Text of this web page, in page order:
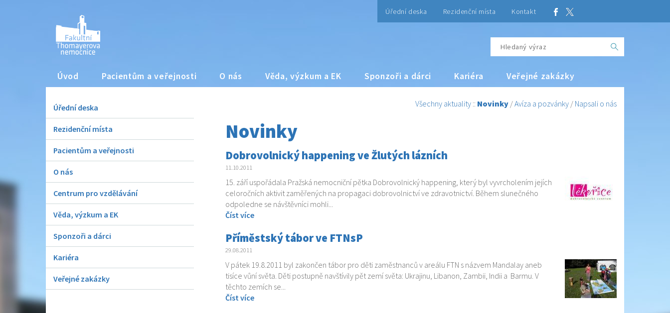
Úřední deska Rezidenční místa Kontakt
Úvod Pacientům a veřejnosti O nás Věda, výzkum a EK Sponzoři a dárci Kariéra Veřejné zakázky
Úřední deska
Rezidenční místa
Pacientům a veřejnosti
O nás
Centrum pro vzdělávání
Věda, výzkum a EK
Sponzoři a dárci
Kariéra
Veřejné zakázky
Všechny aktuality :: Novinky /Avíza a pozvánky / Napsali o nás
Novinky
Dobrovolnický happening ve Žlutých lázních
11.10.2011
15. září uspořádala Pražská nemocniční pětka Dobrovolnický happening, který byl vyvrcholením jejích
celoročních aktivit zaměřených na propagaci dobrovolnictví ve zdravotnictví. Během slunečného
odpoledne se návštěvníci mohli...
Číst více
Příměstský tábor ve FTNsP
29.08.2011
V pátek 19.8.2011 byl zakončen tábor pro děti zaměstnanců v areálu FTN s názvem Mandalay aneb
tisíce vůní světa. Děti postupně navštívily pět zemí světa: Ukrajinu, Libanon, Zambii, Indii a Barmu. V
těchto zemích se...
Číst více